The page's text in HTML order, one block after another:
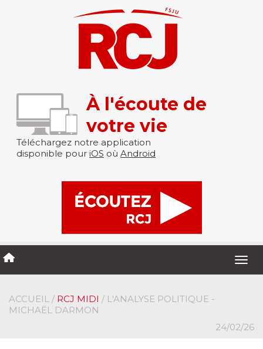
À l'écoute de
votre vie
Téléchargez notre application
disponible pour iOS où Android
ACCUEIL / RCJ MIDI / L'ANALYSE POLITIQUE -
MICHAËL DARMON
24/02/26